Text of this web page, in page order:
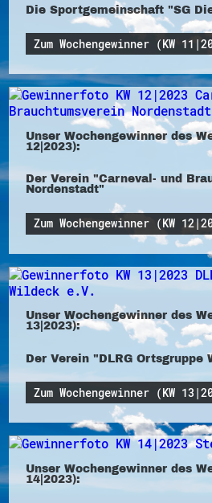
Die Sportgemeinschaft "SG
Zum Wochengewinner (KW
Unser Wochengewinner des
12|2023):
Der Verein "Carneval- und
Nordenstadt"
Zum Wochengewinner (KW
Unser Wochengewinner des
13|2023):
Der Verein "DLRG Ortsgruppe
Zum Wochengewinner (KW
Unser Wochengewinner des
14|2023):